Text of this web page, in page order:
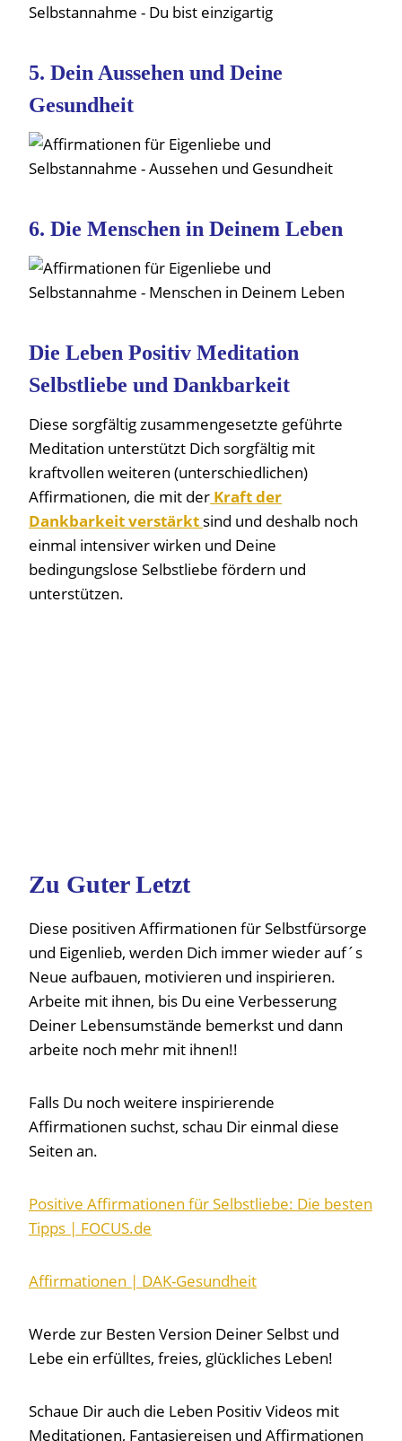
5. Dein Aussehen und Deine
Gesundheit
6. Die Menschen in Deinem Leben
Die Leben Positiv Meditation
Selbstliebe und Dankbarkeit
Diese sorgfältig zusammengesetzte geführte
Meditation unterstützt Dich sorgfältig mit
kraftvollen weiteren (unterschiedlichen)
Affirmationen, die mit der Kraft der
Dankbarkeit verstärkt sind und deshalb noch
einmal intensiver wirken und Deine
bedingungslose Selbstliebe fördern und
unterstützen.
Zu Guter Letzt
Diese positiven Affirmationen für Selbstfürsorge
und Eigenlieb, werden Dich immer wieder auf´s
Neue aufbauen, motivieren und inspirieren.
Arbeite mit ihnen, bis Du eine Verbesserung
Deiner Lebensumstände bemerkst und dann
arbeite noch mehr mit ihnen!!
Falls Du noch weitere inspirierende
Affirmationen suchst, schau Dir einmal diese
Seiten an.
Positive Affirmationen für Selbstliebe: Die besten
Tipps | FOCUS.de
Affirmationen | DAK-Gesundheit
Werde zur Besten Version Deiner Selbst und
Lebe ein erfülltes, freies, glückliches Leben!
Schaue Dir auch die Leben Positiv Videos mit
Meditationen, Fantasiereisen und Affirmationen